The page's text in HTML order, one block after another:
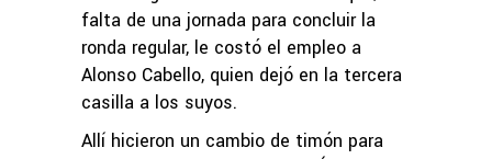
falta de una jornada para concluir la
ronda regular, le costó el empleo a
Alonso Cabello, quien dejó en la tercera
casilla a los suyos.
Allí hicieron un cambio de timón para